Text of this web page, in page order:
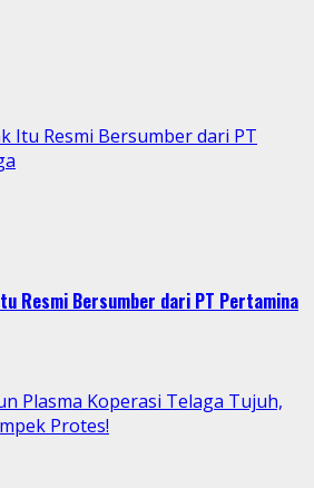
Itu Resmi Bersumber dari PT
Resmi Bersumber dari PT Pertamina
Plasma Koperasi Telaga Tujuh,
Protes!